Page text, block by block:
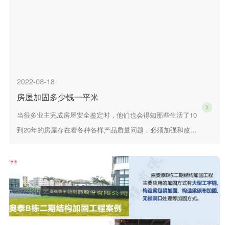
2022-08-18
房屋加固多少钱一平米
当很多业主完成房屋安全鉴定时，他们也会得知那些生活了10
到20年的房屋存在着各种各样产品质量问题，必须加强和改造